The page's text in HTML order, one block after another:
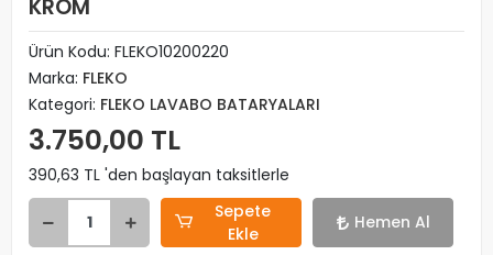
KROM
Ürün Kodu: FLEKO10200220
Marka: FLEKO
Kategori: FLEKO LAVABO BATARYALARI
3.750,00 TL
390,63 TL 'den başlayan taksitlerle
Sepete
Ekle
Hemen Al